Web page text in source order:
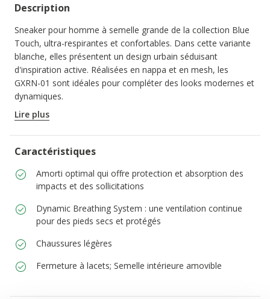
Description
Sneaker pour homme à semelle grande de la collection Blue
Touch, ultra-respirantes et confortables. Dans cette variante
blanche, elles présentent un design urbain séduisant
d'inspiration active. Réalisées en nappa et en mesh, les
GXRN-01 sont idéales pour compléter des looks modernes et
dynamiques.
CODE PRODUIT:
Lire plus
Caractéristiques
Amorti optimal qui offre protection et absorption des
impacts et des sollicitations
Dynamic Breathing System : une ventilation continue
pour des pieds secs et protégés
Chaussures légères
Fermeture à lacets; Semelle intérieure amovible